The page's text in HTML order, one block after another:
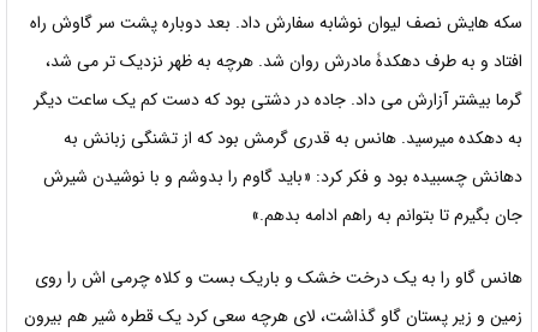
سکه هایش نصف لیوان نوشابه سفارش داد. بعد دوباره پشت سر گاوش راه
افتاد و به طرف دهکدۀ مادرش روان شد. هرچه به ظهر نزدیک تر می شد،
گرما بیشتر آزارش می داد. جاده در دشتی بود که دست کم یک ساعت دیگر
به دهکده میرسید. هانس به قدری گرمش بود که از تشنگی زبانش به
دهانش چسبیده بود و فکر کرد: «باید گاوم را بدوشم و با نوشیدن شیرش
جان بگیرم تا بتوانم به راهم ادامه بدهم.»
هانس گاو را به یک درخت خشک و باریک بست و کلاه چرمی اش را روی
زمین و زیر پستان گاو گذاشت، لای هرچه سعی کرد یک قطره شیر هم بیرون